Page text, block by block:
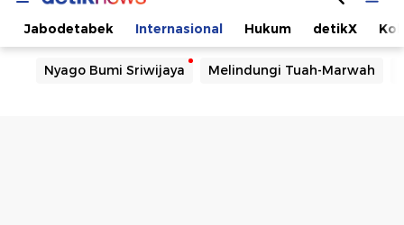
Jabodetabek Internasional Hukum detikX
Nyago Bumi Sriwijaya Melindungi Tuah-Marwah